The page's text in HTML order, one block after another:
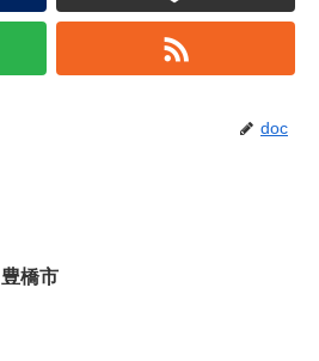
doc
豊橋市